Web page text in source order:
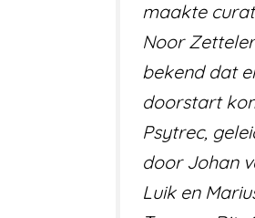
maakte
Noor Zetteler
bekend dat
doorstart
Psytrec,
door Johan
Luik en